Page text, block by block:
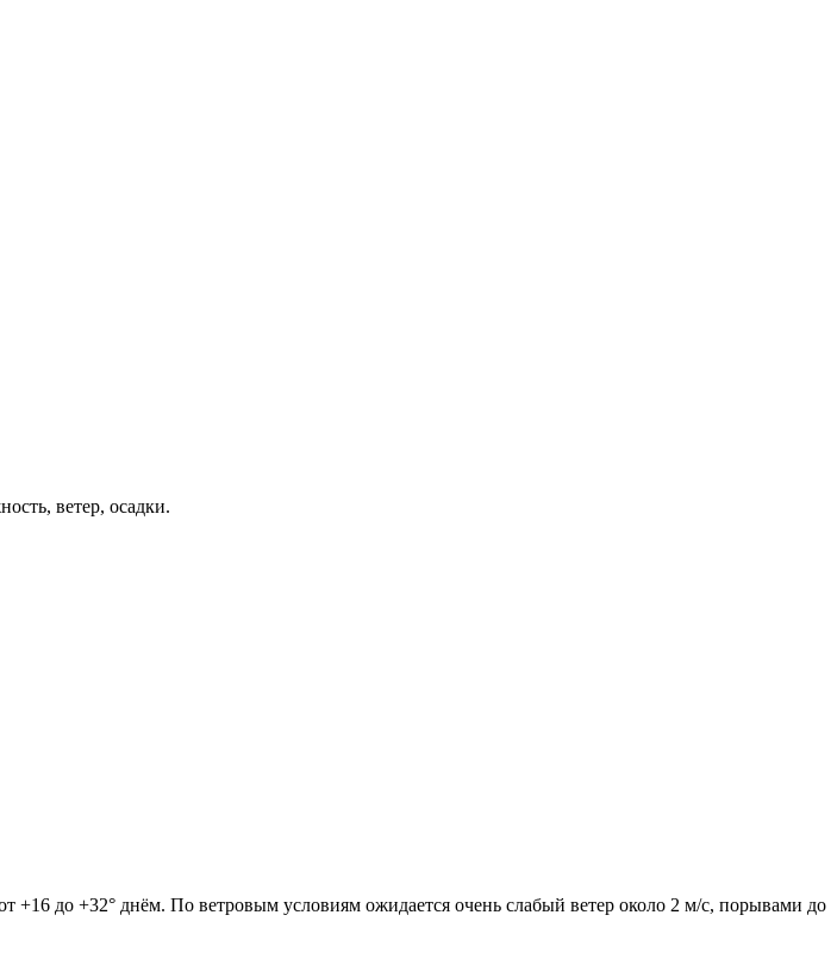
ветер, осадки.
+16 до +32° днём. По ветровым условиям ожидается очень слабый ветер около 2 м/с, порывами до